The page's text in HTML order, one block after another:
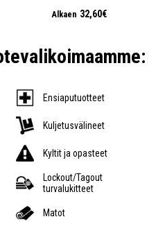
Alkaen 32,60€
Ensiaputuotteet
Kuljetusvälineet
Kyltit ja opasteet
Lockout/Tagout
turvalukitteet
Matot